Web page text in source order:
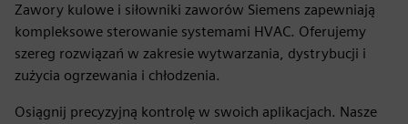
Zawory kulowe i siłowniki zaworów Siemens zapewniają
kompleksowe sterowanie systemami HVAC. Oferujemy
szereg rozwiązań w zakresie wytwarzania, dystrybucji i
zużycia ogrzewania i chłodzenia.
Osiągnij precyzyjną kontrolę w swoich aplikacjach. Nasze